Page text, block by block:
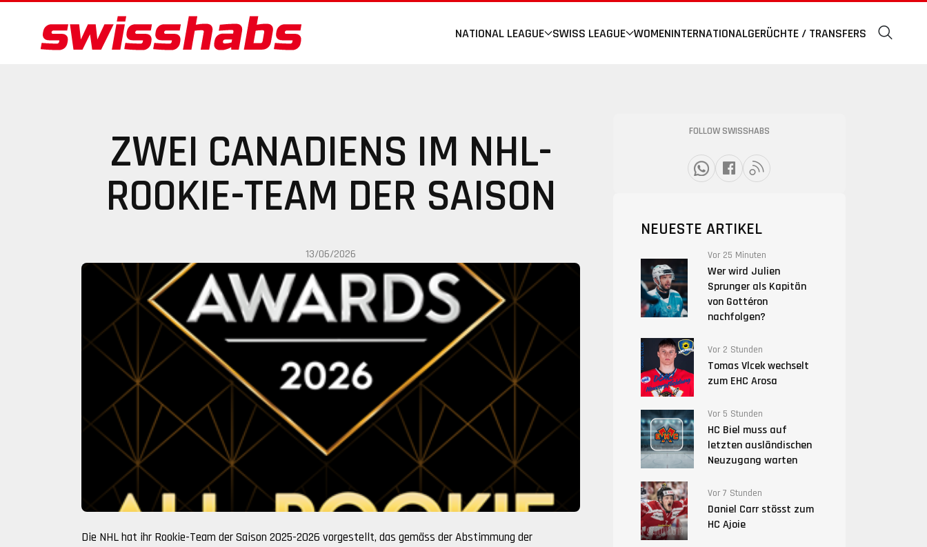
NATIONAL LEAGUE SWISS LEAGUE WOMENINTERNATIONALGERÜCHTE / TRANSFERS
ZWEI CANADIENS IM NHL-
ROOKIE-TEAM DER SAISON
13/06/2026
Die NHL hat ihr Rookie-Team der Saison 2025-2026 vorgestellt, das gemäss der Abstimmung der
FOLLOW SWISSHABS
NEUESTE ARTIKEL
Vor 25 Minuten
Wer wird Julien
Sprunger als Kapitän
von Gottéron
nachfolgen?
Vor 2 Stunden
Tomas Vlcek wechselt
zum EHC Arosa
Vor 5 Stunden
HC Biel muss auf
letzten ausländischen
Neuzugang warten
Vor 7 Stunden
Daniel Carr stösst zum
HC Ajoie